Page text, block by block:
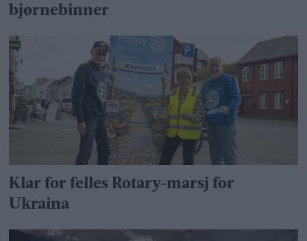
bjørnebinner
Klar for felles Rotary-marsj for
Ukraina